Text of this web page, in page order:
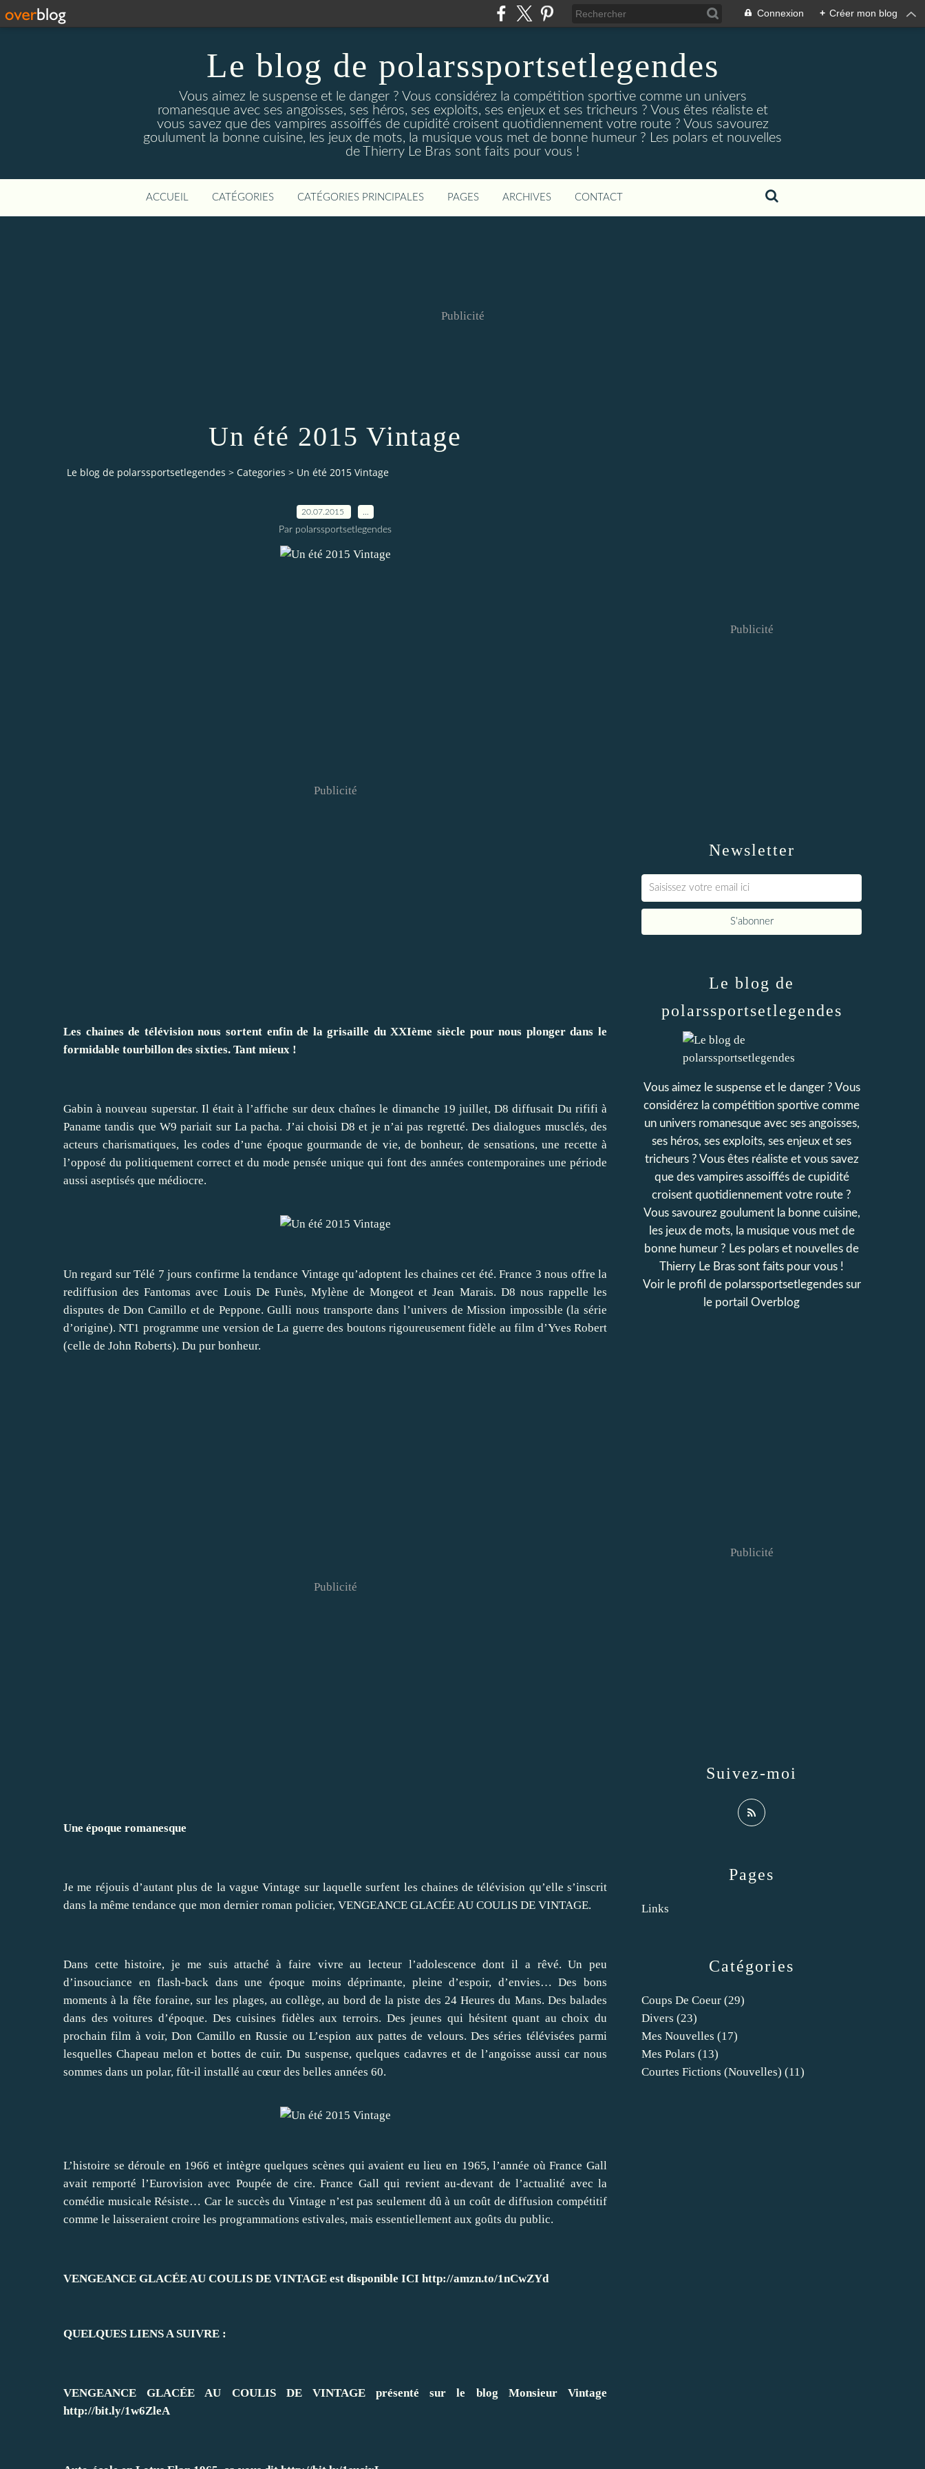
Connexion + Créer mon blog
Le blog de polarssportsetlegendes
Vous aimez le suspense et le danger ? Vous considérez la compétition sportive comme un univers
romanesque avec ses angoisses, ses héros, ses exploits, ses enjeux et ses tricheurs ? Vous êtes réaliste et
vous savez que des vampires assoiffés de cupidité croisent quotidiennement votre route ? Vous savourez
goulument la bonne cuisine, les jeux de mots, la musique vous met de bonne humeur ? Les polars et nouvelles
de Thierry Le Bras sont faits pour vous !
ACCUEIL CATÉGORIES CATÉGORIES PRINCIPALES PAGES ARCHIVES CONTACT
Publicité
Un été 2015 Vintage
Le blog de polarssportsetlegendes > Categories > Un été 2015 Vintage
20.07.2015
Par polarssportsetlegendes
Publicité
Les chaines de télévision nous sortent enfin de la grisaille du XXIème siècle pour nous plonger dans le
formidable tourbillon des sixties. Tant mieux !
Gabin à nouveau superstar. Il était à l’affiche sur deux chaînes le dimanche 19 juillet, D8 diffusait Du rififi à
Paname tandis que W9 pariait sur La pacha. J’ai choisi D8 et je n’ai pas regretté. Des dialogues musclés, des
acteurs charismatiques, les codes d’une époque gourmande de vie, de bonheur, de sensations, une recette à
l’opposé du politiquement correct et du mode pensée unique qui font des années contemporaines une période
aussi aseptisés que médiocre.
Un regard sur Télé 7 jours confirme la tendance Vintage qu’adoptent les chaines cet été. France 3 nous offre la
rediffusion des Fantomas avec Louis De Funès, Mylène de Mongeot et Jean Marais. D8 nous rappelle les
disputes de Don Camillo et de Peppone. Gulli nous transporte dans l’univers de Mission impossible (la série
d’origine). NT1 programme une version de La guerre des boutons rigoureusement fidèle au film d’Yves Robert
(celle de John Roberts). Du pur bonheur.
Publicité
Une époque romanesque
Je me réjouis d’autant plus de la vague Vintage sur laquelle surfent les chaines de télévision qu’elle s’inscrit
dans la même tendance que mon dernier roman policier, VENGEANCE GLACÉE AU COULIS DE VINTAGE.
Dans cette histoire, je me suis attaché à faire vivre au lecteur l’adolescence dont il a rêvé. Un peu
d’insouciance en flash-back dans une époque moins déprimante, pleine d’espoir, d’envies… Des bons
moments à la fête foraine, sur les plages, au collège, au bord de la piste des 24 Heures du Mans. Des balades
dans des voitures d’époque. Des cuisines fidèles aux terroirs. Des jeunes qui hésitent quant au choix du
prochain film à voir, Don Camillo en Russie ou L’espion aux pattes de velours. Des séries télévisées parmi
lesquelles Chapeau melon et bottes de cuir. Du suspense, quelques cadavres et de l’angoisse aussi car nous
sommes dans un polar, fût-il installé au cœur des belles années 60.
L’histoire se déroule en 1966 et intègre quelques scènes qui avaient eu lieu en 1965, l’année où France Gall
avait remporté l’Eurovision avec Poupée de cire. France Gall qui revient au-devant de l’actualité avec la
comédie musicale Résiste… Car le succès du Vintage n’est pas seulement dû à un coût de diffusion compétitif
comme le laisseraient croire les programmations estivales, mais essentiellement aux goûts du public.
VENGEANCE GLACÉE AU COULIS DE VINTAGE est disponible ICI http://amzn.to/1nCwZYd
QUELQUES LIENS A SUIVRE :
VENGEANCE GLACÉE AU COULIS DE VINTAGE présenté sur le blog Monsieur Vintage
http://bit.ly/1w6ZleA
Newsletter
Publicité
Catégories
Coups De Coeur (29)
Divers (23)
Mes Nouvelles (17)
Mes Polars (13)
Courtes Fictions (nouvelles) (11)
Pages
Links
Le blog de
polarssportsetlegendes
Vous aimez le suspense et le danger ? Vous
considérez la compétition sportive comme
un univers romanesque avec ses angoisses,
ses héros, ses exploits, ses enjeux et ses
tricheurs ? Vous êtes réaliste et vous savez
que des vampires assoiffés de cupidité
croisent quotidiennement votre route ?
Vous savourez goulument la bonne cuisine,
les jeux de mots, la musique vous met de
bonne humeur ? Les polars et nouvelles de
Thierry Le Bras sont faits pour vous !
Voir le profil de polarssportsetlegendessur
le portail Overblog
Suivez-moi
Publicité